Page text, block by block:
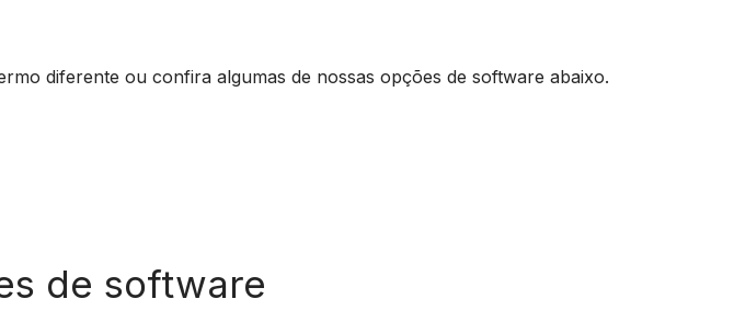
diferente ou confira algumas de nossas opções de software abaixo.
de software